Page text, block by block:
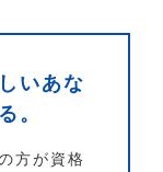
いあな
。
方が資格